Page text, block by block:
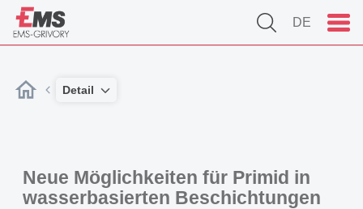
DE
Detail
Neue Möglichkeiten für Primid in
wasserbasierten Beschichtungen